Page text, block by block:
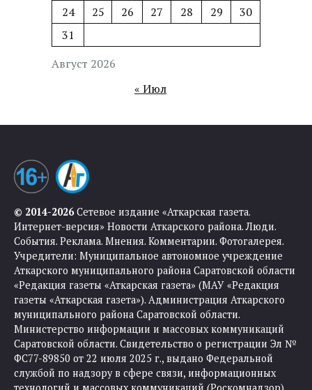
Август 2026
24
25 26 27 28 29
30
31
« Июл
© 2014-2026Сетевое издание «Аткарская газета.
Интернет-версия» Новости Аткарского района. Люди.
События. Реклама. Мнения. Комментарии. Фотогалерея.
Учредители: Муниципальное автономное учреждение
Аткарского муниципального района Саратовской области
«Редакция газеты «Аткарская газета» (МАУ «Редакция
газеты «Аткарская газета»). Администрация Аткарского
муниципального района Саратовской области.
Министерство информации и массовых коммуникаций
Саратовской области. Свидетельство о регистрации Эл №
ФС77-89850 от 22 июля 2025 г., выдано Федеральной
службой по надзору в сфере связи, информационных